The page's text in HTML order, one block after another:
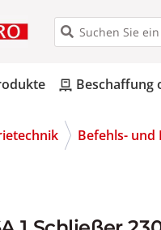
pallet Beschaffung
Befehls- und